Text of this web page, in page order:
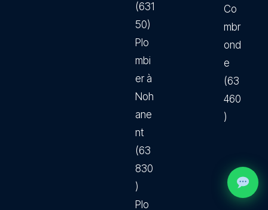
(631
50)
Plo
mbi
er à
Noh
ane
nt
(63
830
)
Plo
Co
mbr
ond
e
(63
460
)